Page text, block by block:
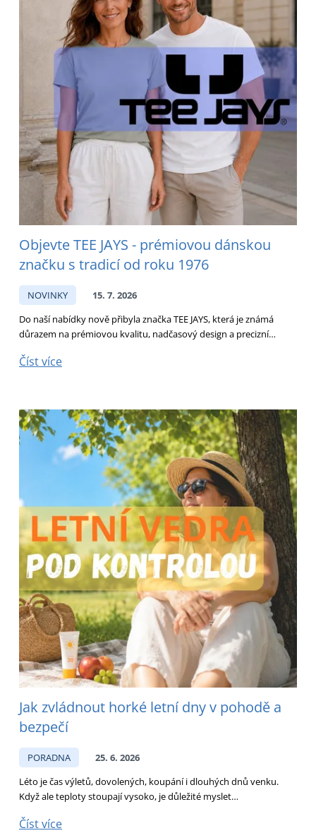
Objevte TEE JAYS - prémiovou dánskou
značku s tradicí od roku 1976
NOVINKY
15. 7. 2026
Do naší nabídky nově přibyla značka TEE JAYS, která je známá
důrazem na prémiovou kvalitu, nadčasový design a precizní…
Číst více
Jak zvládnout horké letní dny v pohodě a
bezpečí
PORADNA
25. 6. 2026
Léto je čas výletů, dovolených, koupání i dlouhých dnů venku.
Když ale teploty stoupají vysoko, je důležité myslet…
Číst více